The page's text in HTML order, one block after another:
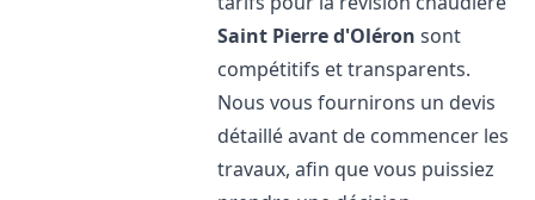
Saint Pierre d'Oléron sont
compétitifs et transparents.
Nous vous fournirons un devis
détaillé avant de commencer les
travaux, afin que vous puissiez